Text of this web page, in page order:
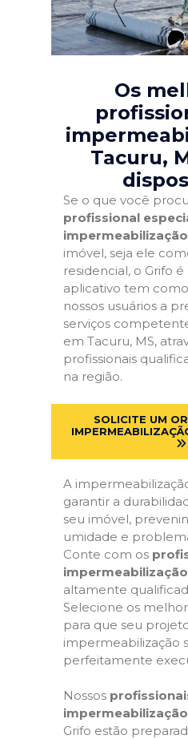
Os
Tacuru,
Se o que você
profissional
impermeabilização
imóvel, seja ele
residencial, o Grifo
aplicativo tem
nossos usuários a
serviços
em Tacuru, MS,
profissionais
na região.
SOLICITE UM
A
garantir a
seu imóvel,
umidade e
Conte com os
altamente
Selecione os
para que seu
impermeabilização
perfeitamente
Nossos
impermeabilização
Grifo estão